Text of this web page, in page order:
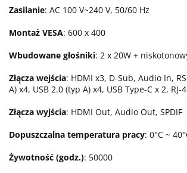
Zasilanie: AC 100 V~240 V, 50/60 Hz
Montaż VESA: 600 x 400
Wbudowane głośniki: 2 x 20W +
Złącza wejścia: HDMI x3, D-Sub, Audio In,
A) x4, USB 2.0 (typ A) x4, USB Type-C x 2, RJ-
Złącza wyjścia: HDMI Out, Audio Out, SPDIF
Dopuszczalna temperatura pracy: 0°C ~
Żywotność (godz.): 50000